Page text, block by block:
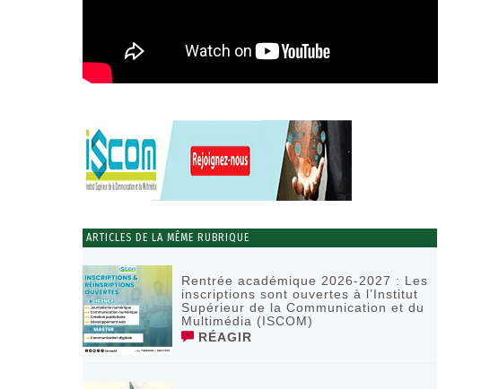
ARTICLES DE LA MÊME RUBRIQUE
Rentrée académique 2026-2027 : Les
inscriptions sont ouvertes à l’Institut
Supérieur de la Communication et du
Multimédia (ISCOM)
RÉAGIR